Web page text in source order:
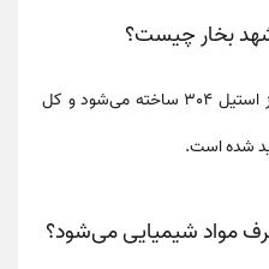
بخار چیست؟
استیل 304
ساخته می‌شود و کل
شده است.
مواد شیمیایی می‌شود؟